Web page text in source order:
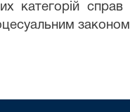
категорій